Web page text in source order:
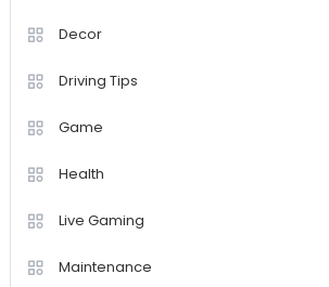
Decor
Driving Tips
Game
Health
Live Gaming
Maintenance